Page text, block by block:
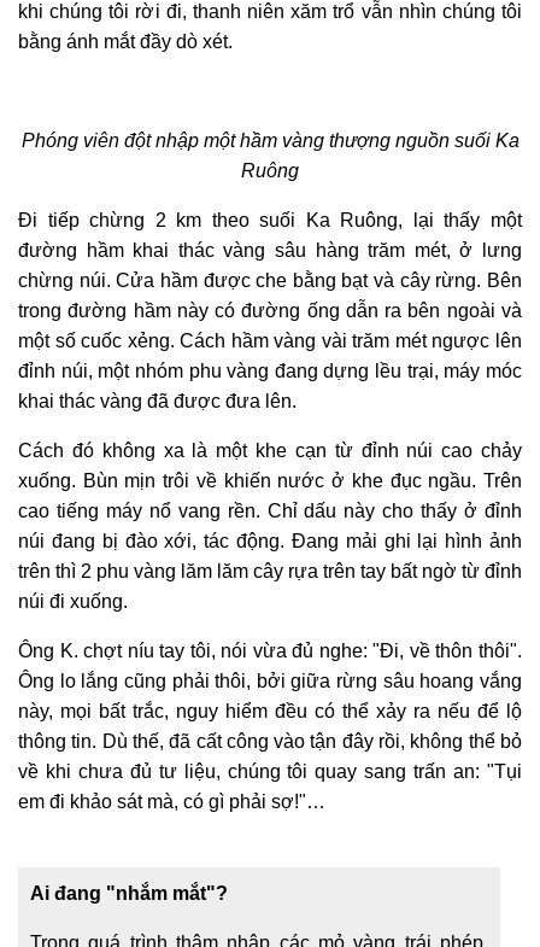
khi chúng tôi rời đi, thanh niên xăm trổ vẫn nhìn chúng tôi
bằng ánh mắtđầy dò xét.
Phóng viên đột nhập một hầm vàng thượng nguồn suối Ka
Ruông
Đi tiếp chừng 2 km theo suối Ka Ruông, lại thấy một
đường hầm khai thác vàng sâu hàng trăm mét, ở lưng
chừng núi. Cửa hầm được che bằng bạt và cây rừng. Bên
trong đường hầm này có đường ống dẫn ra bên ngoài và
một số cuốc xẻng. Cách hầm vàng vài trăm mét ngược lên
đỉnh núi, một nhóm phu vàng đang dựng lều trại, máy móc
khai thác vàng đã được đưa lên.
Cách đó không xa là một khe cạn từ đỉnh núi cao chảy
xuống. Bùn mịn trôi về khiến nước ở khe đục ngầu. Trên
cao tiếng máy nổ vang rền. Chỉ dấu này cho thấy ở đỉnh
núi đang bị đào xới, tác động. Đang mải ghi lại hình ảnh
trên thì 2 phu vàng lăm lăm cây rựa trên tay bất ngờ từ đỉnh
núi đi xuống.
Ông K. chợt níu tay tôi, nói vừa đủ nghe: "Đi, về thôn thôi".
Ông lo lắng cũng phải thôi, bởi giữa rừng sâu hoang vắng
này, mọi bất trắc, nguy hiểm đều có thể xảy ra nếu để lộ
thông tin. Dù thế, đã cất công vào tận đây rồi, không thể bỏ
về khi chưa đủ tư liệu, chúng tôi quay sang trấn an: "Tụi
em đi khảo sát mà, có gì phải sợ!"…
Ai đang "nhắm mắt"?